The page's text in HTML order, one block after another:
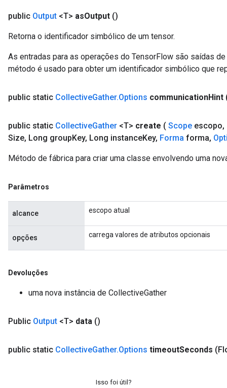
public Output <T> asOutput ()
Retorna o identificador simbólico de um tensor.
As entradas para as operações do TensorFlow são saídas
método é usado para obter um identificador simbólico que
public static CollectiveGather.Options communicationHint
public static CollectiveGather <T> create ( Scope escopo,
Size, Long groupKey, Long instanceKey, Forma forma,
Método de fábrica para criar uma classe envolvendo uma
Parâmetros
alcance escopo atual
opções carrega valores de atributos opcionais
Devoluções
uma nova instância de CollectiveGather
Public Output <T> data ()
public static CollectiveGather.Options timeoutSeconds
Isso foi útil?